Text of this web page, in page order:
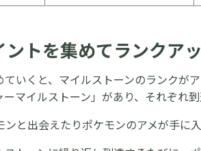
ントを集めてランクア
いくと、マイルストーンのランクが
マイルストーン」があり、それぞれ
と出会えたりポケモンのアメが手に